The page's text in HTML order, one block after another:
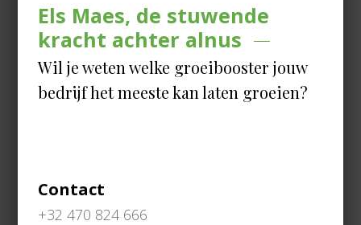
Els Maes, de stuwende
kracht achter alnus
Wil je weten welke groeibooster jouw
bedrijf het meeste kan laten groeien?
Contact
+32 470 824 666